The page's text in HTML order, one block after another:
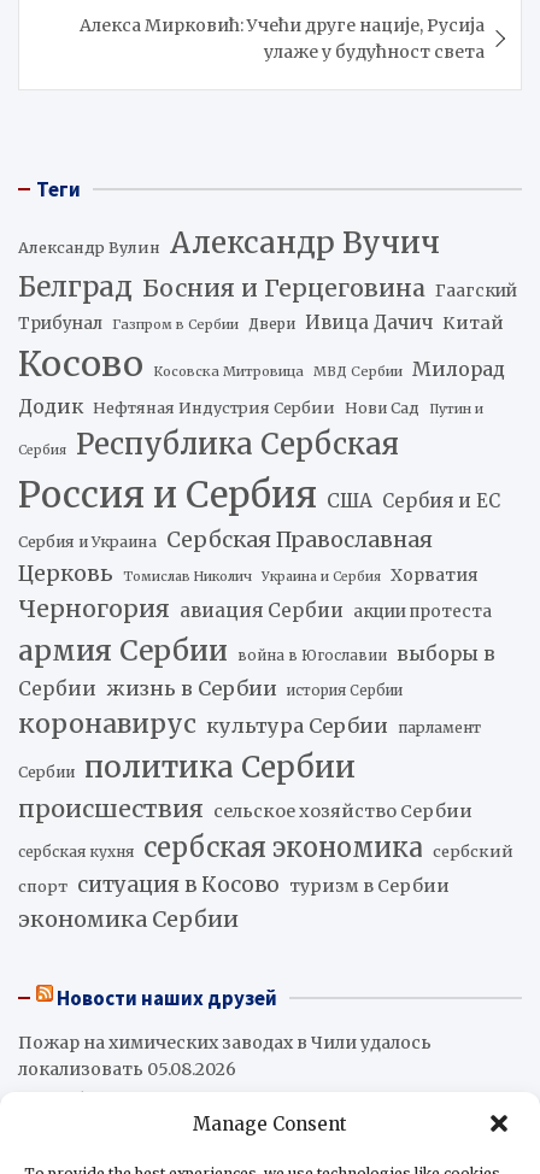
Manage Consent
Алекса Мирковић: Учећи друге нације, Русија
улаже у будућност света
Теги
Александр Вулин Александр Вучич
Белград Босния и Герцеговина Гаагский
Трибунал Газпром в Сербии Двери Ивица Дачич Китай
Косово Косовска Митровица МВД Сербии
Милорад
Додик Нефтяная Индустрия Сербии Нови Сад Путин и
Сербия Республика Сербская
Россия и Сербия США Сербия и ЕС
Сербия и Украина
Сербская Православная
Церковь
Томислав Николич Украина и Сербия Хорватия
Черногория авиация Сербии акции протеста
армия Сербии война в Югославии
выборы в
Сербии жизнь в Сербии история Сербии
коронавирус культура Сербии парламент
Сербии политика Сербии
происшествия сельское хозяйство Сербии
сербская кухня сербская экономика сербский
спорт ситуация в Косово туризм в Сербии
экономика Сербии
Новости наших друзей
Пожар на химических заводах в Чили удалось
локализовать 05.08.2026